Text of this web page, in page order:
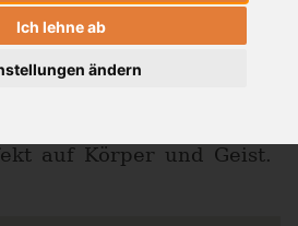
Ich lehne ab
ändern
Sūtrafast wie ein Text
Yoga: Deine Meditation
auf Körper und Geist.